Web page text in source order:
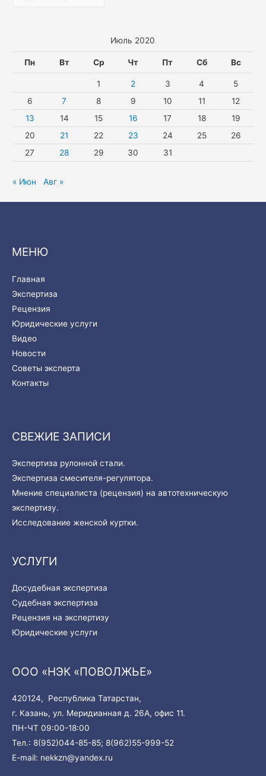
Июль 2020
Пн Вт Ср Чт Пт Сб Вс
1 2 3 4
5
6
7 8 9 10 11
12
13
14 15 16 17 18
19
20
21 22 23 24 25
26
27
28 29 30 31
« Июн Авг »
МЕНЮ
Главная
Экспертиза
Рецензия
Юридические услуги
Видео
Новости
Советы эксперта
Контакты
СВЕЖИЕ ЗАПИСИ
Экспертиза рулонной стали.
Экспертиза смесителя-регулятора.
Мнение специалиста (рецензия) на автотехническую
экспертизу.
Исследование женской куртки.
УСЛУГИ
Досудебная экспертиза
Судебная экспертиза
Рецензия на экспертизу
Юридические услуги
ООО «НЭК «ПОВОЛЖЬЕ»
420124, Республика Татарстан,
г. Казань, ул. Меридианная д. 26А, офис 11.
ПН-ЧТ 09:00-18:00
Тел.: 8(952)044-85-85; 8(962)55-999-52
E-mail: nekkzn@yandex.ru